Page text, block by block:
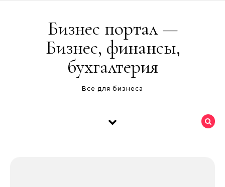
Бизнес портал —
Бизнес, финансы,
бухгалтерия
Все для бизнеса